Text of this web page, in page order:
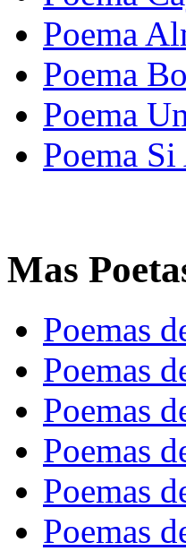
Poema
Poema
Poema
Poema
Mas
Poemas
Poemas
Poemas
Poemas
Poemas
Poemas